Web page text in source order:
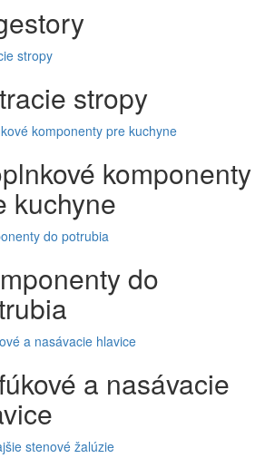
stropy
stropy
komponenty pre kuchyne
komponenty
kuchyne
do potrubia
do
a nasávacie hlavice
a nasávacie
stenové žalúzie